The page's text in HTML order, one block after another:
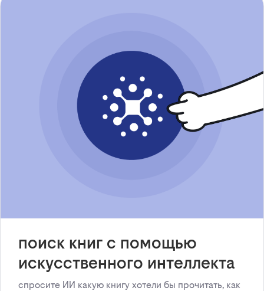
поиск книг с помощью
искусственного интеллекта
спросите ИИ какую книгу хотели бы прочитать, как